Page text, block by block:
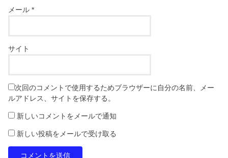
メール*
サイト
次回のコメントで使用するためブラウザーに自分の名前、メー
ルアドレス、サイトを保存する。
新しいコメントをメールで通知
新しい投稿をメールで受け取る